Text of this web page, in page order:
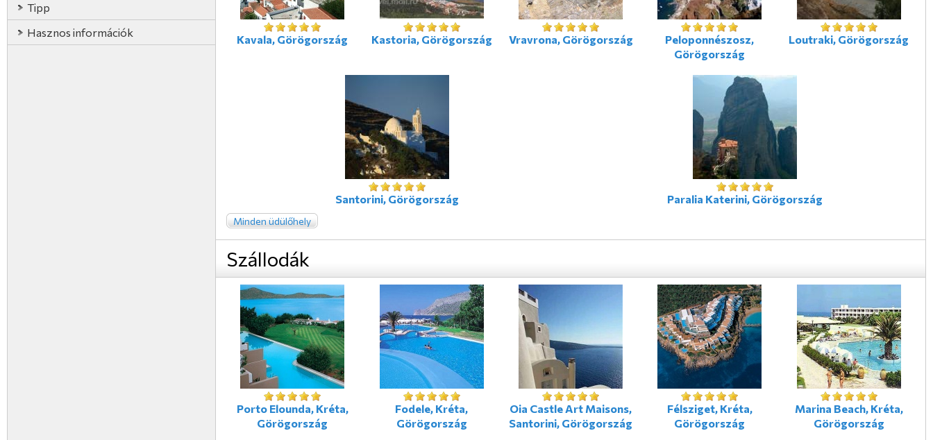
Tipp
Hasznos információk
Kavala, Görögország Kastoria, Görögország Vravrona, Görögország
Peloponnészosz,
Görögország
Loutraki, Görögország
Santorini, Görögország Paralia Katerini, Görögország
Minden üdülőhely
Szállodák
Porto Elounda, Kréta,
Görögország
Fodele, Kréta,
Görögország
Oia Castle Art Maisons,
Santorini, Görögország
Félsziget, Kréta,
Görögország
Marina Beach, Kréta,
Görögország